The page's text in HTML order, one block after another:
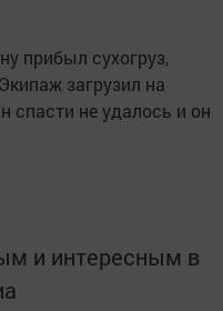
прибыл сухогруз,
загрузил на
спасти не удалось и он
и интересным в